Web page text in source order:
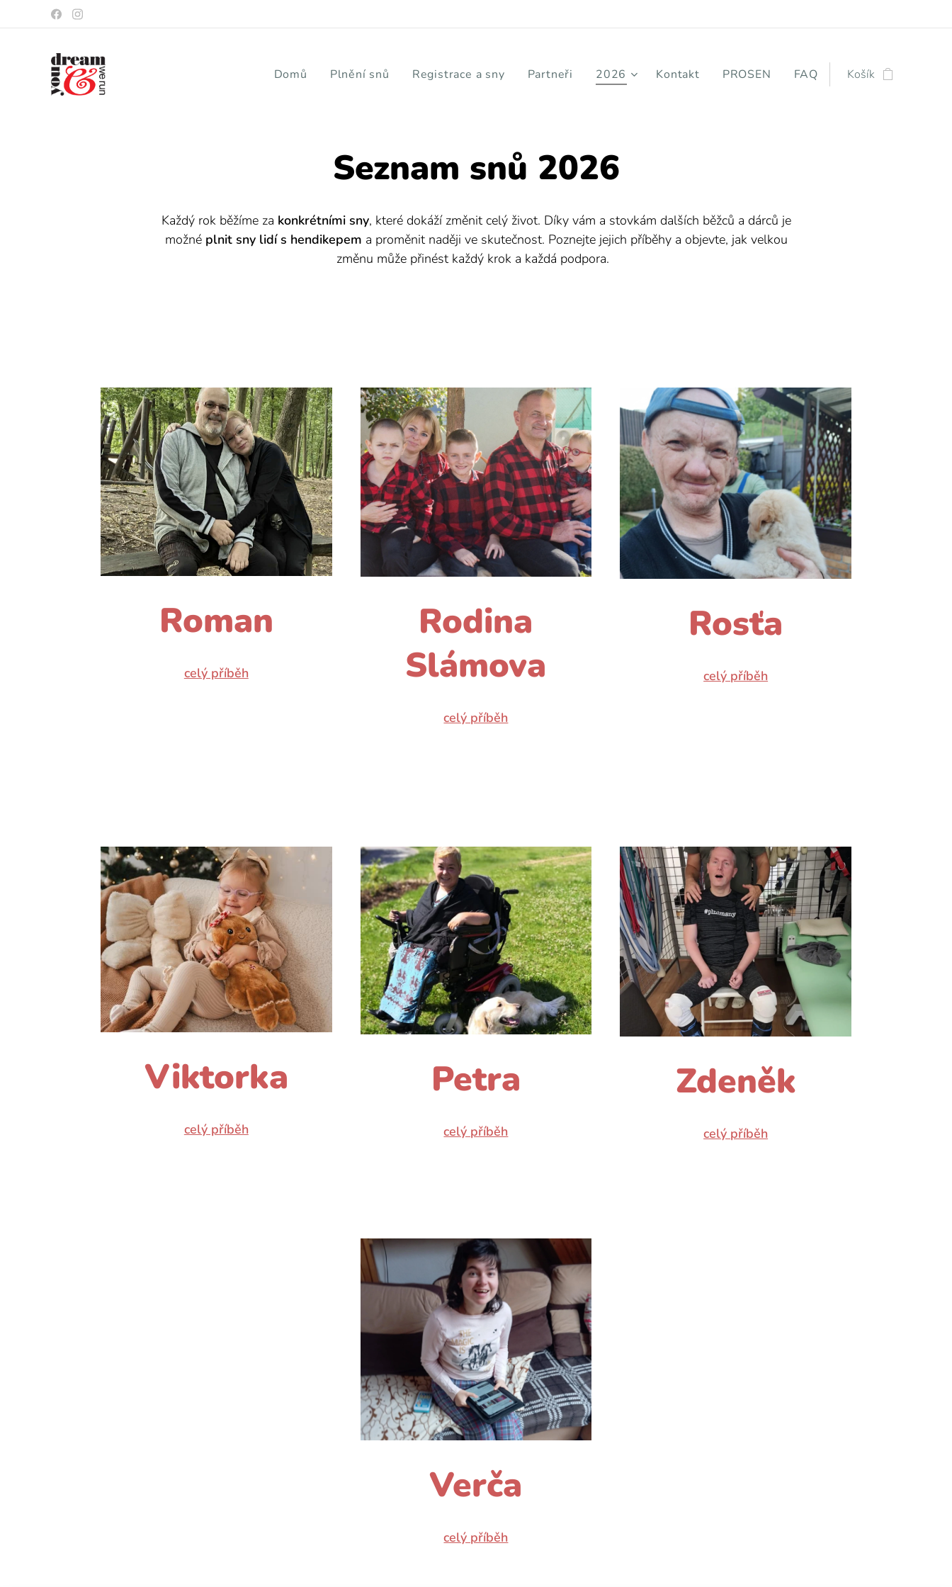
Domů Plnění snů Registrace a sny Partneři 2026 Kontakt PROSEN FAQ Košík
Seznam snů 2026
Každý rok běžíme za konkrétními sny, které dokáží změnit celý život. Díky vám a stovkám dalších běžců a dárců je
možné plnit sny lidí s hendikepem a proměnit naději ve skutečnost. Poznejte jejich příběhy a objevte, jak velkou
změnu může přinést každý krok a každá podpora.
Roman
celý příběh
Rodina
Slámova
celý příběh
Rosťa
celý příběh
Viktorka
celý příběh
Petra
celý příběh
Verča
celý příběh
Zdeněk
celý příběh